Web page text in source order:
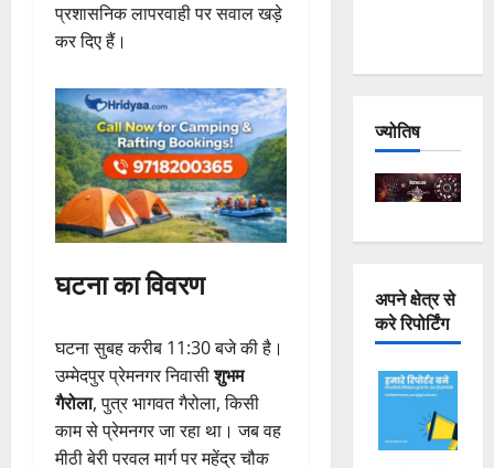
प्रशासनिक लापरवाही पर सवाल खड़े
कर दिए हैं।
घटना का विवरण
घटना सुबह करीब 11:30 बजे की है।
उम्मेदपुर प्रेमनगर निवासीशुभम
गैरोला, पुत्र भागवत गैरोला, किसी
काम से प्रेमनगर जा रहा था। जब वह
मीठी बेरी परवल मार्ग पर महेंद्र चौक
ज्योतिष
अपने क्षेत्र से
करे रिपोर्टिंग